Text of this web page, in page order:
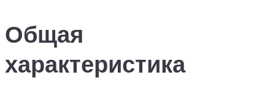
Общая
характеристика